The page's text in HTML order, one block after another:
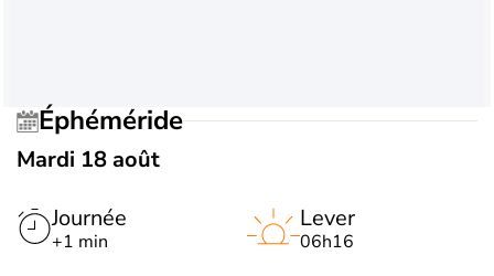
Éphéméride
Mardi 18 août
Journée
+1 min
Lever
06h16